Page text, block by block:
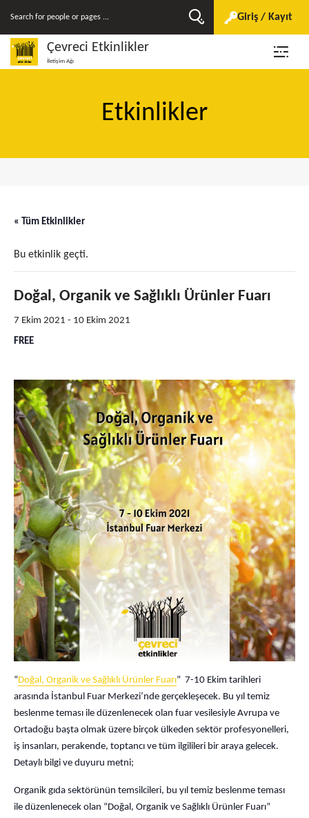
Giriş / Kayıt
Çevreci Etkinlikler
İletişim Ağı
Etkinlikler
« Tüm Etkinlikler
Bu etkinlik geçti.
Doğal, Organik ve Sağlıklı Ürünler Fuarı
7 Ekim 2021 - 10 Ekim 2021
FREE
“Doğal, Organik ve Sağlıklı Ürünler Fuarı” 7-10 Ekim tarihleri
arasında İstanbul Fuar Merkezi’nde gerçekleşecek. Bu yıl temiz
beslenme teması ile düzenlenecek olan fuar vesilesiyle Avrupa ve
Ortadoğu başta olmak üzere birçok ülkeden sektör profesyonelleri,
iş insanları, perakende, toptancı ve tüm ilgilileri bir araya gelecek.
Detaylı bilgi ve duyuru metni;
Organik gıda sektörünün temsilcileri, bu yıl temiz beslenme teması
ile düzenlenecek olan “Doğal, Organik ve Sağlıklı Ürünler Fuarı”